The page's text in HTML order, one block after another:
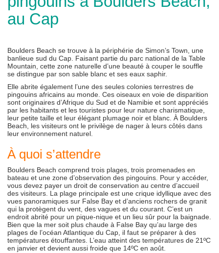
au Cap
Boulders Beach se trouve à la périphérie de Simon’s Town, une
banlieue sud du Cap. Faisant partie du parc national de la Table
Mountain, cette zone naturelle d’une beauté à couper le souffle
se distingue par son sable blanc et ses eaux saphir.
Elle abrite également l’une des seules colonies terrestres de
pingouins africains au monde. Ces oiseaux en voie de disparition
sont originaires d’Afrique du Sud et de Namibie et sont appréciés
par les habitants et les touristes pour leur nature charismatique,
leur petite taille et leur élégant plumage noir et blanc. À Boulders
Beach, les visiteurs ont le privilège de nager à leurs côtés dans
leur environnement naturel.
À quoi s’attendre
Boulders Beach comprend trois plages, trois promenades en
bateau et une zone d’observation des pingouins. Pour y accéder,
vous devez payer un droit de conservation au centre d’accueil
des visiteurs. La plage principale est une crique idyllique avec des
vues panoramiques sur False Bay et d’anciens rochers de granit
qui la protègent du vent, des vagues et du courant. C’est un
endroit abrité pour un pique-nique et un lieu sûr pour la baignade.
Bien que la mer soit plus chaude à False Bay qu’au large des
plages de l’océan Atlantique du Cap, il faut se préparer à des
températures étouffantes. L’eau atteint des températures de 21ºC
en janvier et devient aussi froide que 14ºC en août.